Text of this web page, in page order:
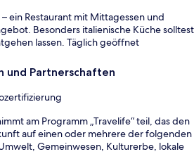
– ein Restaurant mit Mittagessen und
Besonders italienische Küche solltest
lassen. Täglich geöffnet
und Partnerschaften
am Programm „Travelife“ teil, das den
auf einen oder mehrere der folgenden
Gemeinwesen, Kulturerbe, lokale